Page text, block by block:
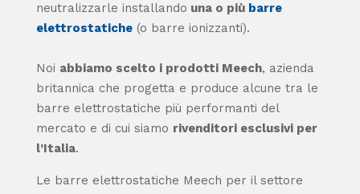
neutralizzarle installando una o più barre
elettrostatiche(o barre ionizzanti).
Noi abbiamo scelto i prodotti Meech, azienda
britannica che progetta e produce alcune tra le
barre elettrostatiche più performanti del
mercato e di cui siamo rivenditori esclusivi per
l’Italia.
Le barre elettrostatiche Meech per il settore